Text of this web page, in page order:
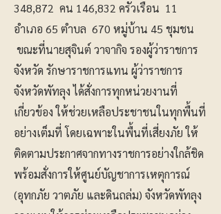
348,872 คน 146,832 ครัวเรือน 11
อำเภอ 65 ตำบล 670 หมู่บ้าน 45 ชุมชน
ขณะที่นายสุจินต์ วาจากิจ รองผู้ว่าราชการ
จังหวัด รักษาราชการแทน ผู้ว่าราชการ
จังหวัดพัทลุง ได้สั่งการทุกหน่วยงานที่
เกี่ยวข้อง ให้ช่วยเหลือประชาชนในทุกพื้นที่
อย่างเต็มที่ โดยเฉพาะในพื้นที่เสี่ยงภัย ให้
ติดตามประกาศจากทางราชการอย่างใกล้ชิด
พร้อมสั่งการให้ศูนย์บัญชาการเหตุการณ์
(อุทกภัย วาตภัย และดินถล่ม) จังหวัดพัทลุง